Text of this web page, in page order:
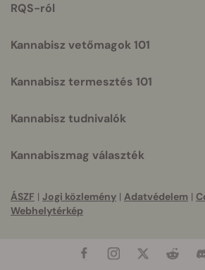
RQS-ról
Kannabisz vetőmagok 101
Kannabisz termesztés 101
Kannabisz tudnivalók
Kannabiszmag választék
ÁSZF | Jogi közlemény | Adatvédelem |
Webhelytérkép